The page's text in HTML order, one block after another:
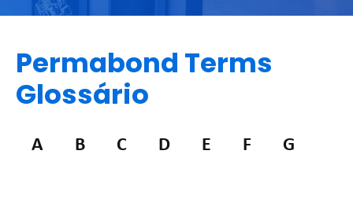
Permabond Terms
Glossário
A B C D E F G